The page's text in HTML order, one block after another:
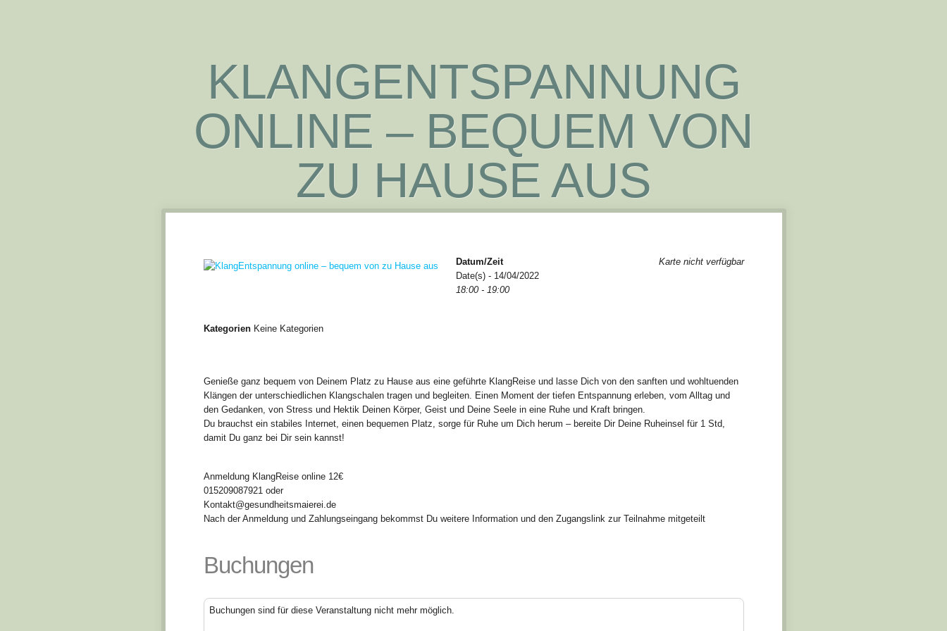
KLANGENTSPANNUNG
ONLINE – BEQUEM VON
ZU HAUSE AUS
Karte nicht verfügbar
Datum/Zeit
Date(s) - 14/04/2022
18:00 - 19:00
KategorienKeine Kategorien
Genieße ganz bequem von Deinem Platz zu Hause aus eine geführte KlangReise und lasse Dich von den sanften und wohltuenden
Klängen der unterschiedlichen Klangschalen tragen und begleiten. Einen Moment der tiefen Entspannung erleben, vom Alltag und
den Gedanken, von Stress und Hektik Deinen Körper, Geist und Deine Seele in eine Ruhe und Kraft bringen.
Du brauchst ein stabiles Internet, einen bequemen Platz, sorge für Ruhe um Dich herum – bereite Dir Deine Ruheinsel für 1 Std,
damit Du ganz bei Dir sein kannst!
Anmeldung KlangReise online 12€
015209087921 oder
Kontakt@gesundheitsmaierei.de
Nach der Anmeldung und Zahlungseingang bekommst Du weitere Information und den Zugangslink zur Teilnahme mitgeteilt
Buchungen
Buchungen sind für diese Veranstaltung nicht mehr möglich.